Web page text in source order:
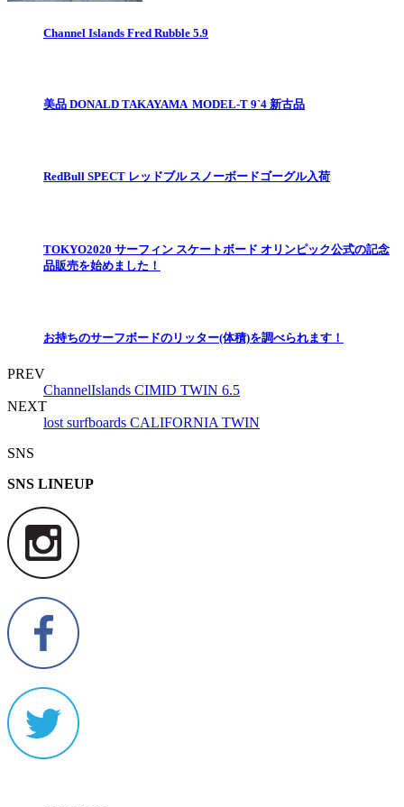
Channel Islands Fred Rubble 5.9
美品 DONALD TAKAYAMA MODEL-T 9`4 新古品
RedBull SPECT レッドブル スノーボードゴーグル入荷
TOKYO2020 サーフィン スケートボード オリンピック公式の記念
品販売を始めました！
お持ちのサーフボードのリッター(体積)を調べられます！
PREV
ChannelIslands CIMID TWIN 6.5
NEXT
lost surfboards CALIFORNIA TWIN
SNS
SNS LINEUP